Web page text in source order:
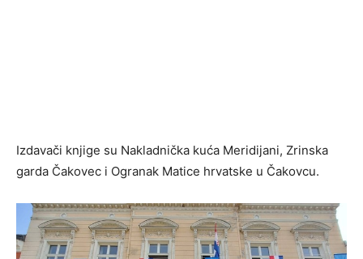
Izdavači knjige su Nakladnička kuća Meridijani, Zrinska
garda Čakovec i Ogranak Matice hrvatske u Čakovcu.